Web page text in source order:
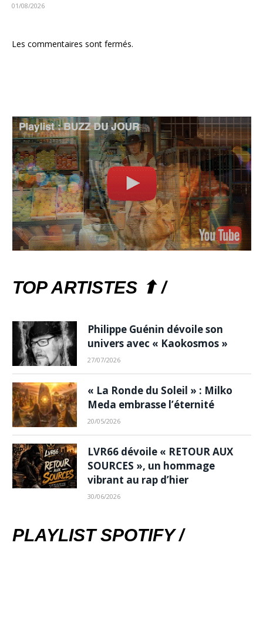
01/08/2026
Les commentaires sont fermés.
TOP ARTISTES ⬆ /
Philippe Guénin dévoile son
univers avec « Kaokosmos »
27/07/2026
« La Ronde du Soleil » : Milko
Meda embrasse l’éternité
20/05/2026
LVR66 dévoile « RETOUR AUX
SOURCES », un hommage
vibrant au rap d’hier
30/06/2026
PLAYLIST SPOTIFY /